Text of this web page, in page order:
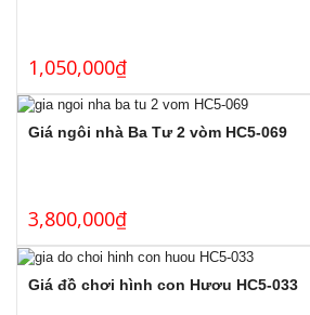
1,050,000₫
Giá ngôi nhà Ba Tư 2 vòm HC5-069
3,800,000₫
Giá đồ chơi hình con Hươu HC5-033